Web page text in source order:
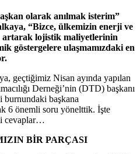
olarak anılmak isterim”
“Bizce, ülkemizin enerji ve
artarak lojistik maliyetlerinin
göstergelere ulaşmamızdaki en
geçtiğimiz Nisan ayında yapılan
Derneği’nin (DTD) başkanı
başkana
6 önemli soru yönelttik. İşte
cevaplar…
BİR PARÇASI